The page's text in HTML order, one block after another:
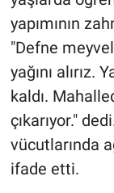
yapımının
"Defne
yağını alırız.
kaldı.
çıkarıyor."
vücutlarında
ifade etti.